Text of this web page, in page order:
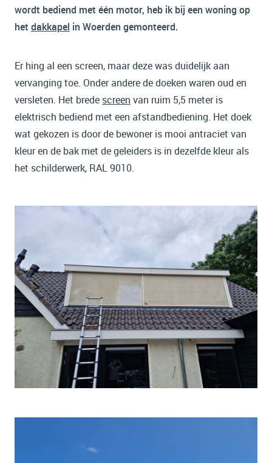
wordt bediend met één motor, heb ik bij een woning op
het dakkapel in Woerden gemonteerd.
Er hing al een screen, maar deze was duidelijk aan
vervanging toe. Onder andere de doeken waren oud en
versleten. Het brede screen van ruim 5,5 meter is
elektrisch bediend met een afstandbediening. Het doek
wat gekozen is door de bewoner is mooi antraciet van
kleur en de bak met de geleiders is in dezelfde kleur als
het schilderwerk, RAL 9010.